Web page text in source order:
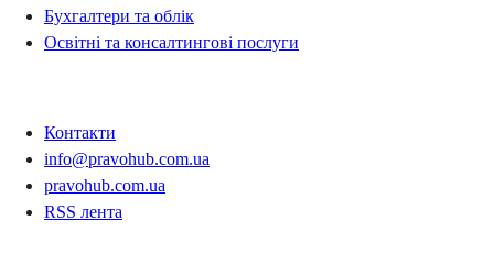
Бухгалтери та облік
Освітні та консалтингові послуги
Контакти
info@pravohub.com.ua
pravohub.com.ua
RSS лента